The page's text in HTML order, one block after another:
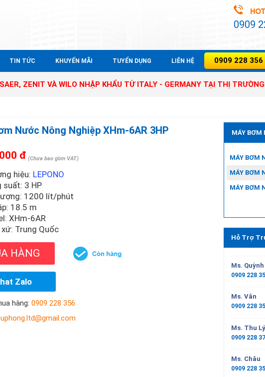
0909
TIN TỨC KHUYẾN MÃI TUYỂN DỤNG LIÊN HỆ 0909 228 356
VÀ WILO NHẬP KHẨU TỪ ITALY - GERMANY TẠI THỊ TRƯỜNG VIỆT NAM
Nước Nông Nghiệp XHm-6AR 3HP
đ (Chưa bao gồm VAT)
hiệu: LEPONO
suất: 3 HP
1200 lít/phút
18.5 m
XHm-6AR
Trung Quốc
HÀNG
Zalo
hàng:0909 228 356
MÁY BƠM
MÁY BƠM
MÁY BƠM
MÁY BƠM
Hỗ Trợ
Ms. Quỳnh
0909 228
Ms. Vân
0909 228
Ms. Thu Lý
0909 228
Ms. Châu
0909 228